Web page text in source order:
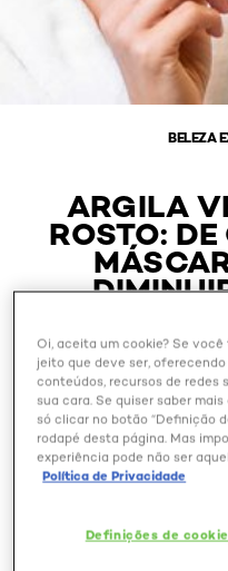
BELEZA
ARGILA
ROSTO:
A argila verde está
assunto é tratamento
Oi, aceita um cookie? Se
jeito que deve ser,
conteúdos, recursos de redes
sua cara. Se quiser saber
só clicar no botão “Definição
rodapé desta página. Mas
experiência pode não ser
Política de Privacidade
Definições de